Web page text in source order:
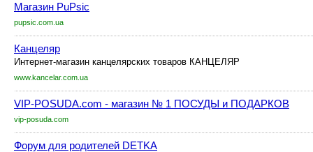
Магазин PuPsic
pupsic.com.ua
Канцеляр
Интернет-магазин канцелярских товаров КАНЦЕЛЯР
www.kancelar.com.ua
VIP-POSUDA.com - магазин № 1 ПОСУДЫ и ПОДАРКОВ
vip-posuda.com
Форум для родителей DETKA